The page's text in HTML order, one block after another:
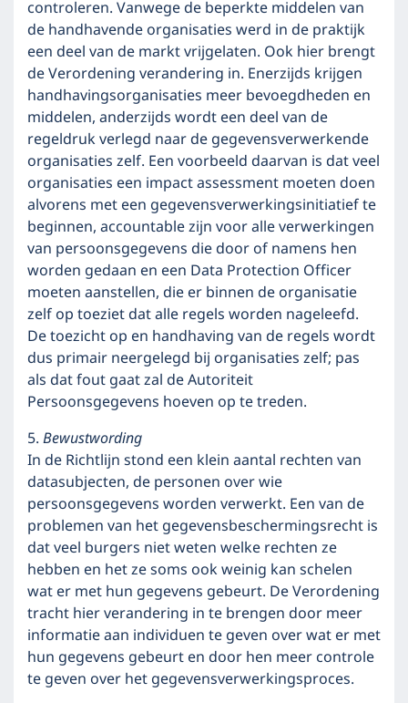
controleren. Vanwege de beperkte middelen van
de handhavende organisaties werd in de praktijk
een deel van de markt vrijgelaten. Ook hier brengt
de Verordening verandering in. Enerzijds krijgen
handhavingsorganisaties meer bevoegdheden en
middelen, anderzijds wordt een deel van de
regeldruk verlegd naar de gegevensverwerkende
organisaties zelf. Een voorbeeld daarvan is dat veel
organisaties een impact assessment moeten doen
alvorens met een gegevensverwerkingsinitiatief te
beginnen, accountable zijn voor alle verwerkingen
van persoonsgegevens die door of namens hen
worden gedaan en een Data Protection Officer
moeten aanstellen, die er binnen de organisatie
zelf op toeziet dat alle regels worden nageleefd.
De toezicht op en handhaving van de regels wordt
dus primair neergelegd bij organisaties zelf; pas
als dat fout gaat zal de Autoriteit
Persoonsgegevens hoeven op te treden.
5.Bewustwording
In de Richtlijn stond een klein aantal rechten van
datasubjecten, de personen over wie
persoonsgegevens worden verwerkt. Een van de
problemen van het gegevensbeschermingsrecht is
dat veel burgers niet weten welke rechten ze
hebben en het ze soms ook weinig kan schelen
wat er met hun gegevens gebeurt. De Verordening
tracht hier verandering in te brengen door meer
informatie aan individuen te geven over wat er met
hun gegevens gebeurt en door hen meer controle
te geven over het gegevensverwerkingsproces.